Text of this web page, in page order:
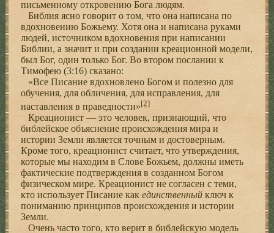
письменному откровению Бога людям.
Библия ясно говорит о том, что она написана по
вдохновению Божьему. Хотя она и написана руками
людей, источником вдохновения при написании
Библии, а значит и при создании креационной модели,
был Бог, один только Бог. Во втором послании к
Тимофею (3:16) сказано:
«Все Писание вдохновлено Богом и полезно для
обучения, для обличения, для исправления, для
наставления в праведности»[2]
Креационист — это человек, признающий, что
библейское объяснение происхождения мира и
истории Земли является точным и достоверным.
Кроме того, креационист считает, что утверждения,
которые мы находим в Слове Божьем, должны иметь
фактические подтверждения в созданном Богом
физическом мире. Креационист не согласен с теми,
кто использует Писание какединственныйключ к
пониманию принципов происхождения и истории
Земли.
Очень часто того, кто верит в библейскую модель